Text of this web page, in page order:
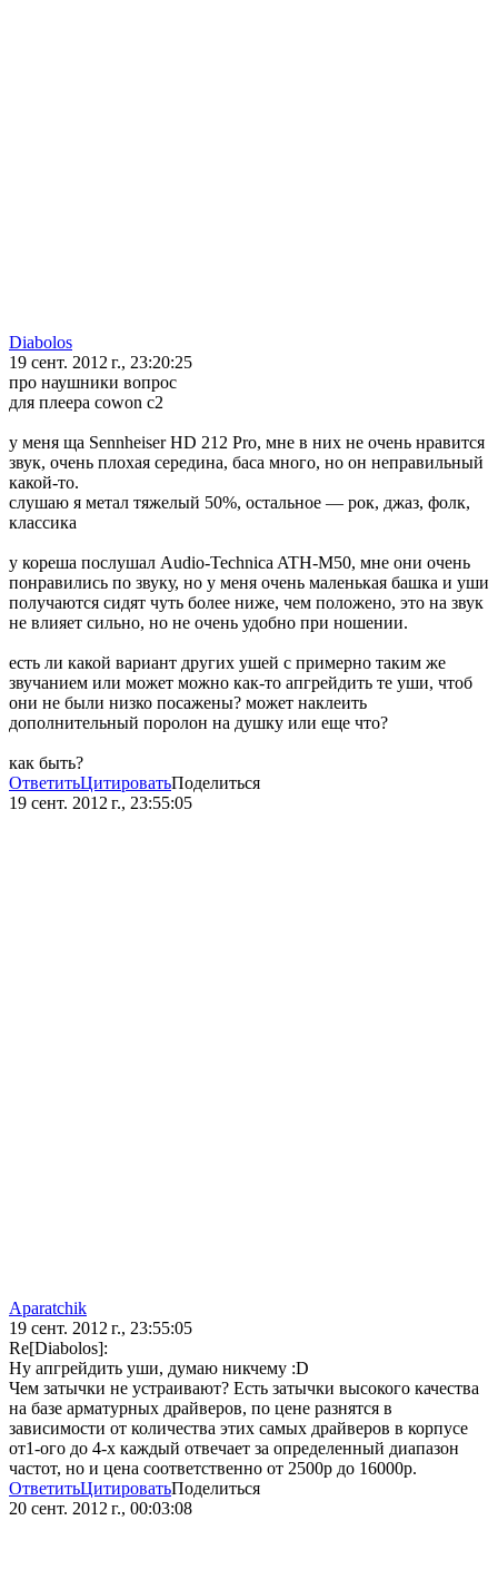
Diabolos
19 сент. 2012 г., 23:20:25
про наушники вопрос
для плеера cowon c2
у меня ща Sennheiser HD 212 Pro, мне в них не очень нравится
звук, очень плохая середина, баса много, но он неправильный
какой-то.
слушаю я метал тяжелый 50%, остальное — рок, джаз, фолк,
классика
у кореша послушал Audio-Technica ATH-M50, мне они очень
понравились по звуку, но у меня очень маленькая башка и уши
получаются сидят чуть более ниже, чем положено, это на звук
не влияет сильно, но не очень удобно при ношении.
есть ли какой вариант других ушей с примерно таким же
звучанием или может можно как-то апгрейдить те уши, чтоб
они не были низко посажены? может наклеить
дополнительный поролон на душку или еще что?
как быть?
ОтветитьЦитироватьПоделиться
19 сент. 2012 г., 23:55:05
Aparatchik
19 сент. 2012 г., 23:55:05
Re[Diabolos]:
Ну апгрейдить уши, думаю никчему :D
Чем затычки не устраивают? Есть затычки высокого качества
на базе арматурных драйверов, по цене разнятся в
зависимости от количества этих самых драйверов в корпусе
от1-ого до 4-х каждый отвечает за определенный диапазон
частот, но и цена соответственно от 2500р до 16000р.
ОтветитьЦитироватьПоделиться
20 сент. 2012 г., 00:03:08